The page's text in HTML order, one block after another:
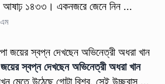
১৪৩৩। একনজরে জেনে নিন ...
জয়ের স্বপ্ন দেখছেন অভিনেত্রী অধরা খান